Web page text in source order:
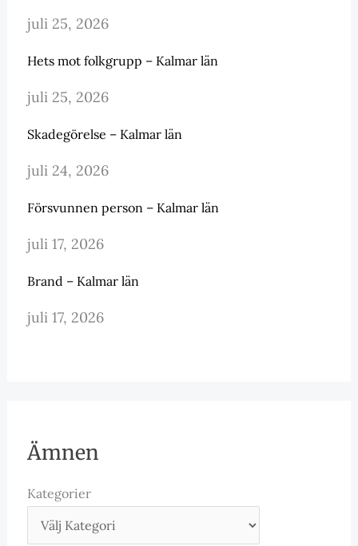
juli 25, 2026
Hets mot folkgrupp – Kalmar län
juli 25, 2026
Skadegörelse – Kalmar län
juli 24, 2026
Försvunnen person – Kalmar län
juli 17, 2026
Brand – Kalmar län
juli 17, 2026
Ämnen
Kategorier